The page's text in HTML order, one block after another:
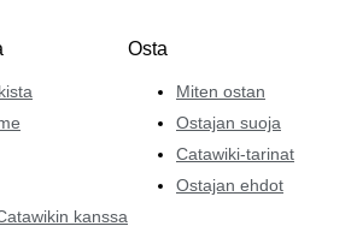
kanssa
Osta
Miten ostan
Ostajan suoja
Catawiki-tarinat
Ostajan ehdot